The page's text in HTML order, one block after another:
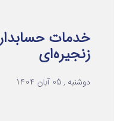
خدمات
زنجیره‌ای
دوشنبه , 05 آبان 1404